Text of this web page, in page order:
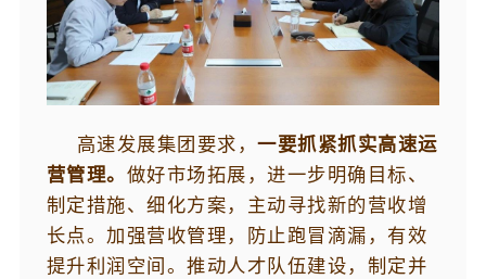
高速发展集团要求，一要抓紧抓实高速运
营管理。 做好市场拓展，进一步明确目标、
制定措施、细化方案，主动寻找新的营收增
长点。加强营收管理，防止跑冒滴漏，有效
提升利润空间。推动人才队伍建设，制定并